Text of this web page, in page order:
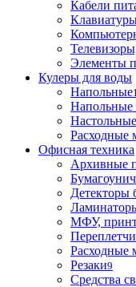
Кабели
Элементы
Кулеры для воды
Напольные
Напольные
Настольные
Расходные
Офисная техника
Архивные
Детекторы
МФУ,
Расходные
Резаки9
Средства